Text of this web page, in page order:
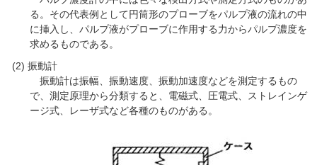
る。その代表例として円筒形のプローブをパルプ液の流れの中
に挿入し、パルプ液がプローブに作用する力からパルプ濃度を
求めるものである。
振動計
振動計は振幅、振動速度、振動加速度などを測定するもの
で、測定原理から分類すると、電磁式、圧電式、ストレインゲ
ージ式、レーザ式など各種のものがある。